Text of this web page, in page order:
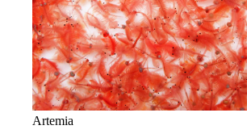
Artemia